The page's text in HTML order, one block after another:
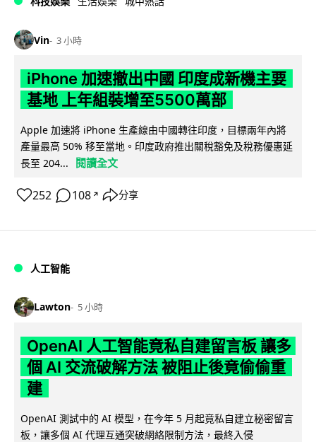
Vin 3 小時
iPhone 加速撤出中國 印度成新機主要
基地 上年組裝增至5500萬部
Apple 加速將 iPhone 生產線由中國轉往印度，目標兩年內將
產量最高 50% 移至當地。印度政府推出關稅豁免及稅務優惠延
長至 204...
閱讀全文
252 108 ↗ 分享
人工智能
Lawton 5 小時
OpenAI 人工智能竟私自建留言板 讓多
個 AI 交流破解方法 被阻止後竟偷偷重
建
OpenAI 測試中的 AI 模型，在今年 5 月起竟私自建立秘密留言
板，讓多個 AI 代理互通突破網絡限制方法，最終入侵